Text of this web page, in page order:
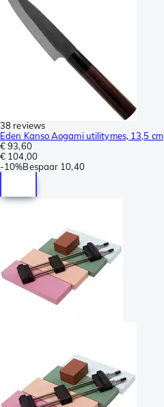
38 reviews
Eden Kanso Aogami utilitymes, 13,5 cm
€ 93,60
€ 104,00
-10%Bespaar 10,40